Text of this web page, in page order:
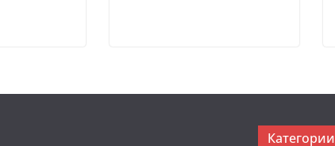
Категории